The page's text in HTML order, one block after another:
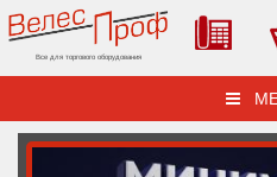
Все для торгового оборудования